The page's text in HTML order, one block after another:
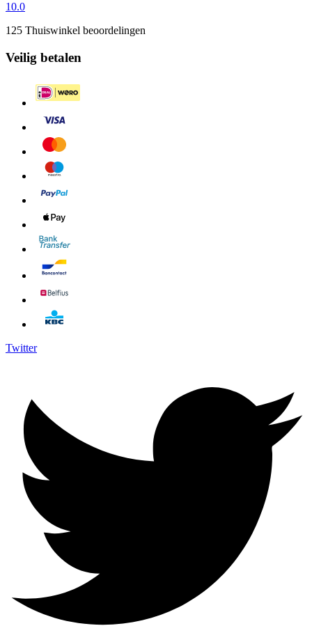
10.0
125 Thuiswinkel beoordelingen
Veilig betalen
Twitter